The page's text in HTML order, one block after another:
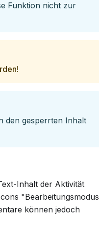
Funktion nicht zur
den gesperrten Inhalt
Inhalt der Aktivität
"Bearbeitungsmodus
können jedoch